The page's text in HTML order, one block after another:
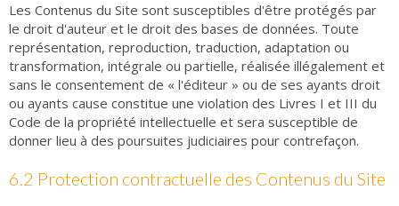
Les Contenus du Site sont susceptibles d'être protégés par
le droit d'auteur et le droit des bases de données. Toute
représentation, reproduction, traduction, adaptation ou
transformation, intégrale ou partielle, réalisée illégalement et
sans le consentement de « l'éditeur » ou de ses ayants droit
ou ayants cause constitue une violation des Livres I et III du
Code de la propriété intellectuelle et sera susceptible de
donner lieu à des poursuites judiciaires pour contrefaçon.
6.2 Protection contractuelle des Contenus du Site